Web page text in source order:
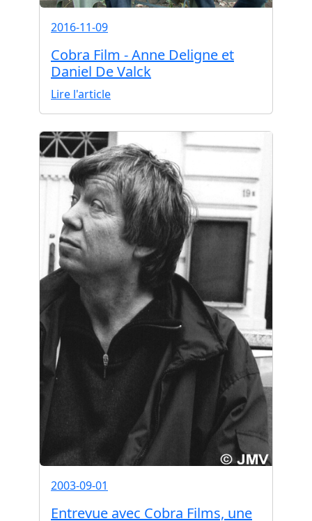
2016-11-09
Cobra Film - Anne Deligne et
Daniel De Valck
Lire l'article
2003-09-01
Entrevue avec Cobra Films, une